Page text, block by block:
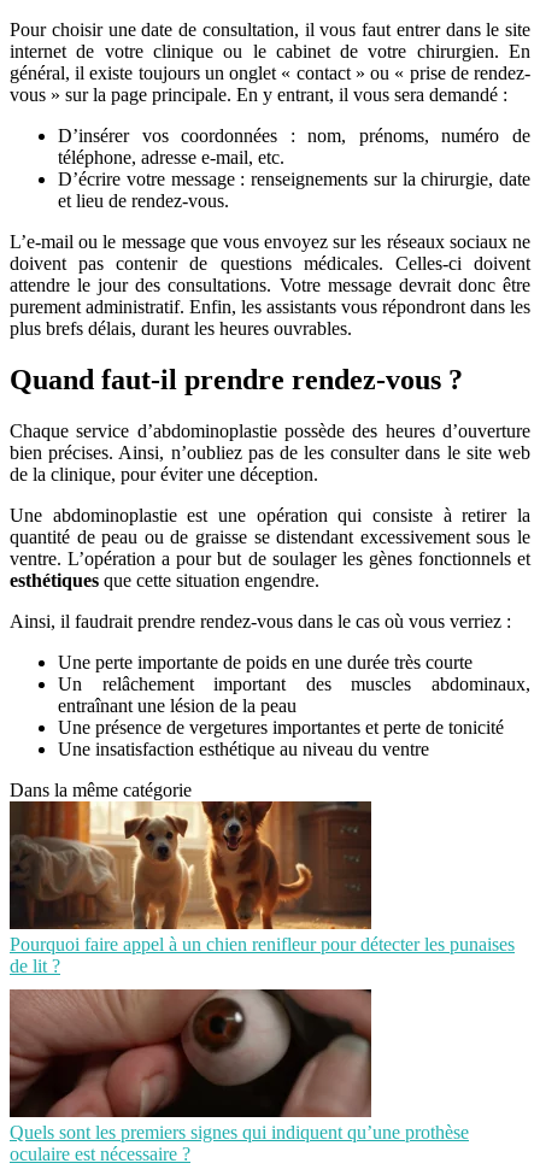
Pour choisir une date de consultation, il vous faut entrer dans le site
internet de votre clinique ou le cabinet de votre chirurgien. En
général, il existe toujours un onglet « contact » ou « prise de rendez-
vous » sur la page principale. En y entrant, il vous sera demandé :
D’insérer vos coordonnées : nom, prénoms, numéro de
téléphone, adresse e-mail, etc.
D’écrire votre message : renseignements sur la chirurgie, date
et lieu de rendez-vous.
L’e-mail ou le message que vous envoyez sur les réseaux sociaux ne
doivent pas contenir de questions médicales. Celles-ci doivent
attendre le jour des consultations. Votre message devrait donc être
purement administratif. Enfin, les assistants vous répondront dans les
plus brefs délais, durant les heures ouvrables.
Quand faut-il prendre rendez-vous ?
Chaque service d’abdominoplastie possède des heures d’ouverture
bien précises. Ainsi, n’oubliez pas de les consulter dans le site web
de la clinique, pour éviter une déception.
Une abdominoplastie est une opération qui consiste à retirer la
quantité de peau ou de graisse se distendant excessivement sous le
ventre. L’opération a pour but de soulager les gènes fonctionnels et
esthétiques que cette situation engendre.
Ainsi, il faudrait prendre rendez-vous dans le cas où vous verriez :
Une perte importante de poids en une durée très courte
Un relâchement important des muscles abdominaux,
entraînant une lésion de la peau
Une présence de vergetures importantes et perte de tonicité
Une insatisfaction esthétique au niveau du ventre
Dans la même catégorie
Pourquoi faire appel à un chien renifleur pour détecter les punaises
de lit ?
Quels sont les premiers signes qui indiquent qu’une prothèse
oculaire est nécessaire ?